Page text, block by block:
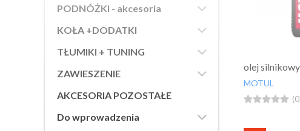

PODNÓŻKI - akcesoria

KOŁA +DODATKI

TŁUMIKI + TUNING

ZAWIESZENIE
AKCESORIA POZOSTAŁE

Do wprowadzenia
olej
MOTUL
